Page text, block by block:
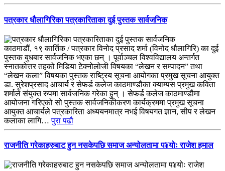
पत्रकार धौलागिरिका पत्रकारिताका दुई पुस्तक सार्वजनिक
काठमाडौं, १९ कार्तिक / पत्रकार विनोद प्रसाद शर्मा (विनोद धौलागिरि) का दुई
पुस्तक बुधबार सार्वजनिक भएका छन् । पूर्वाञ्चल विश्वविद्यालय अन्तर्गत
स्नातकोत्तर तहको मिडिया टेक्नोलोजी विषयका “लेखन र सम्पादन” तथा
“लेखन कला” विषयका पुस्तक राष्ट्रिय सूचना आयोगका प्रमुख सूचना आयुक्त
डा. सुरेशप्रसाद आचार्य र सेफर्ड कलेज काठमाण्डौका क्याम्पस प्रमुख कविता
शर्माले संयुक्त रुपमा सार्वजनिक गरेका हुन् । सेफर्ड कलेज काठमाण्डौमा
आयोजना गरिएको सो पुस्तक सार्वजनिकीकरण कार्यक्रममा प्रमुख सूचना
आयुक्त आचार्यले पत्रकारिता अध्ययनमात्र नभई विषयगत ज्ञान, सीप र लेखन
कलाका लागि…पुरा पढौ
राजनीति गरेकाहरुबाट हुन नसकेपछि समाज अन्योलतामा प¥योः राजेश हमाल